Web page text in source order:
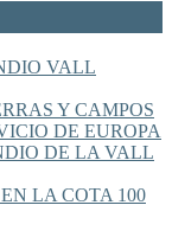
VALL
Y CAMPOS
DE EUROPA
DE LA VALL
LA COTA 100